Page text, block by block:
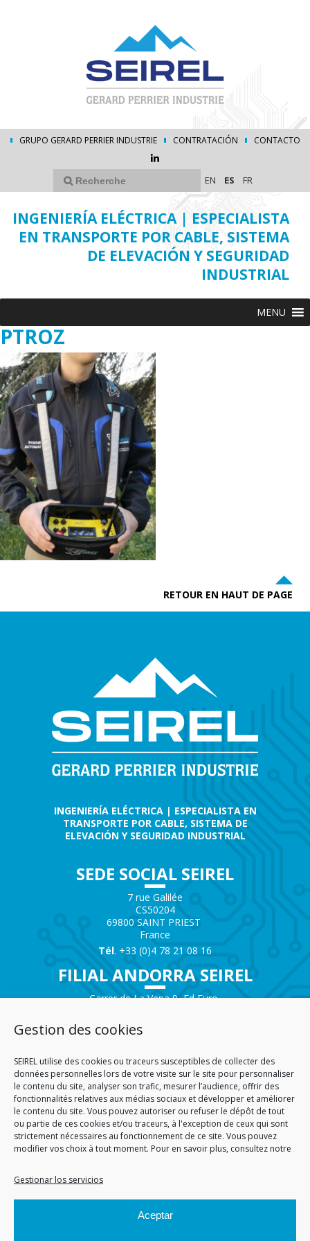
Gestion des cookies
SEIREL utilise des cookies ou traceurs susceptibles de collecter des
données personnelles lors de votre visite sur le site pour personnaliser
le contenu du site, analyser son trafic, mesurer l’audience, offrir des
fonctionnalités relatives aux médias sociaux et développer et améliorer
le contenu du site. Vous pouvez autoriser ou refuser le dépôt de tout
ou partie de ces cookies et/ou traceurs, à l'exception de ceux qui sont
strictement nécessaires au fonctionnement de ce site. Vous pouvez
modifier vos choix à tout moment. Pour en savoir plus, consultez notre
Gestionar los servicios
Aceptar
GRUPO GERARD PERRIER INDUSTRIE CONTRATACIÓN CONTACTO
EN ES FR
INGENIERÍA ELÉCTRICA | ESPECIALISTA
EN TRANSPORTE POR CABLE, SISTEMA
DE ELEVACIÓN Y SEGURIDAD
INDUSTRIAL
MENU
PTROZ
RETOUR EN HAUT DE PAGE
INGENIERÍA ELÉCTRICA | ESPECIALISTA EN
TRANSPORTE POR CABLE, SISTEMA DE
ELEVACIÓN Y SEGURIDAD INDUSTRIAL
SEDE SOCIAL SEIREL
7 rue Galilée
CS50204
69800 SAINT PRIEST
France
Tél. +33 (0)4 78 21 08 16
FILIAL ANDORRA SEIREL
Carrer de La Vena 9, Ed Euro
AD200 – ENCAMP
Andorra
AGENCIA SAVOIE SEIREL
Immeuble 3D
81 Rue de la Petite Eau
73290 LA MOTTE SERVOLEX